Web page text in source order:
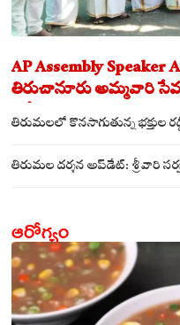
AP Assembly
తిరుచానూరు అమ్మవారి
సమేతంగా దర్శించుకున్న
తిరుమలలో కొనసాగుతున్న భక్తుల
తిరుమల దర్శన అప్‌డేట్: శ్రీవారి
ఆరోగ్యం